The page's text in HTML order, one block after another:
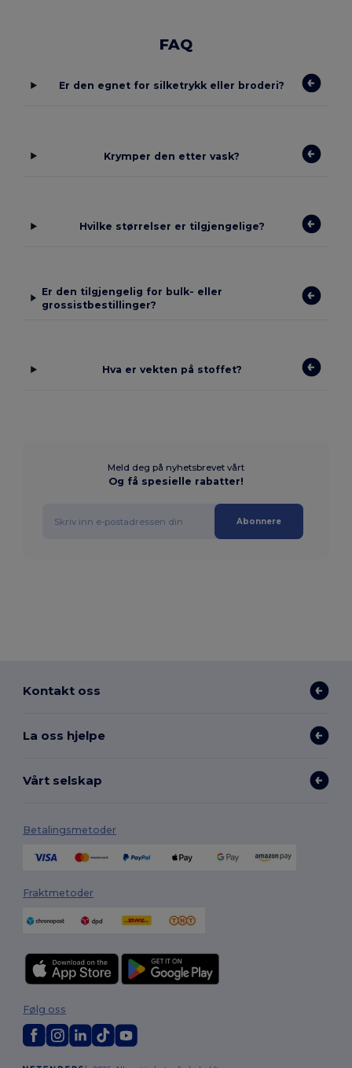
FAQ
Er den egnet for silketrykk eller broderi?
Krymper den etter vask?
Hvilke størrelser er tilgjengelige?
Er den tilgjengelig for bulk- eller
grossistbestillinger?
Hva er vekten på stoffet?
Meld deg på nyhetsbrevet vårt
Og få spesielle rabatter!
Abonnere
Kontakt oss
La oss hjelpe
Vårt selskap
Betalingsmetoder
Fraktmetoder
Følg oss